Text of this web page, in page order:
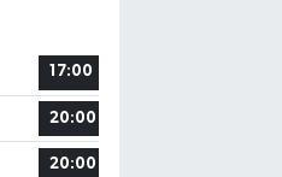
17:00
20:00
20:00